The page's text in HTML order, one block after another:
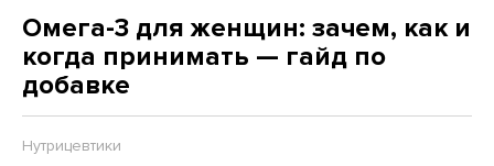
Омега-3 для женщин: зачем, как и
когда принимать — гайд по
добавке
Нутрицевтики